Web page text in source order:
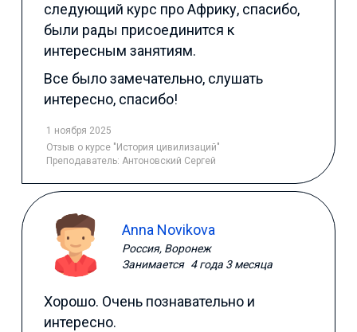
следующий курс про Африку, спасибо,
были рады присоединится к
интересным занятиям.
Все было замечательно, слушать
интересно, спасибо!
1 ноября 2025
Отзыв о курсе "История цивилизаций"
Преподаватель: Антоновский Сергей
Anna Novikova
Россия, Воронеж
Занимается 4 года 3 месяца
Хорошо. Очень познавательно и
интересно.